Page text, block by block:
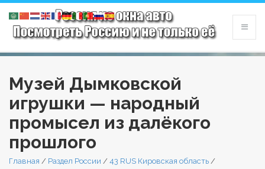
Музей Дымковской
игрушки — народный
промысел из далёкого
прошлого
Главная / Раздел России / 43 RUS Кировская область /